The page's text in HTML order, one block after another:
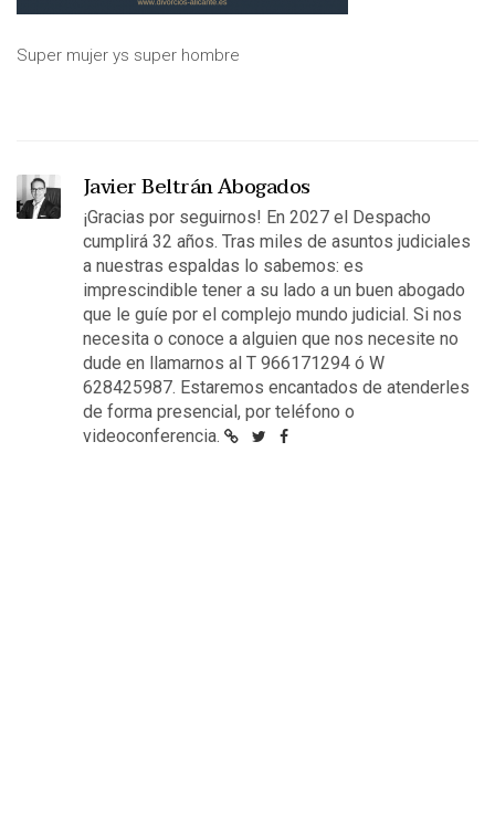
Super mujer ys super hombre
Javier Beltrán Abogados
¡Gracias por seguirnos! En 2027 el Despacho
cumplirá 32 años. Tras miles de asuntos judiciales
a nuestras espaldas lo sabemos: es
imprescindible tener a su lado a un buen abogado
que le guíe por el complejo mundo judicial. Si nos
necesita o conoce a alguien que nos necesite no
dude en llamarnos al T 966171294 ó W
628425987. Estaremos encantados de atenderles
de forma presencial, por teléfono o
videoconferencia.